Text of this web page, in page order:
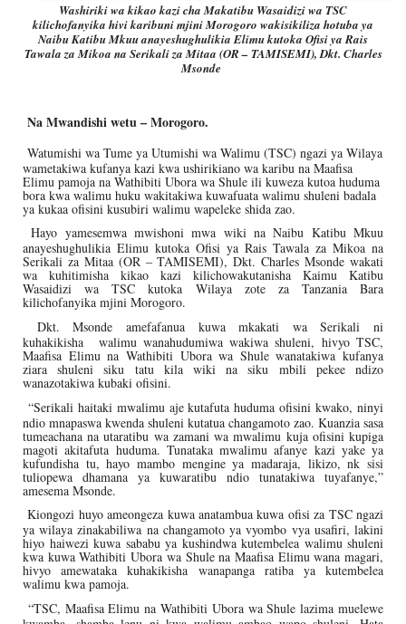
Washiriki wa kikao kazi cha Makatibu Wasaidizi wa TSC
kilichofanyika hivi karibuni mjini Morogoro wakisikiliza hotuba ya
Naibu Katibu Mkuu anayeshughulikia Elimu kutoka Ofisi ya Rais
Tawala za Mikoa na Serikali za Mitaa (OR – TAMISEMI), Dkt. Charles
Msonde
Na Mwandishi wetu – Morogoro.
Watumishi wa Tume ya Utumishi wa Walimu (TSC) ngazi ya Wilaya
wametakiwa kufanya kazi kwa ushirikiano wa karibu na Maafisa
Elimu pamoja na Wathibiti Ubora wa Shule ili kuweza kutoa huduma
bora kwa walimu huku wakitakiwa kuwafuata walimu shuleni badala
ya kukaa ofisini kusubiri walimu wapeleke shida zao.
Hayo yamesemwa mwishoni mwa wiki na Naibu Katibu Mkuu
anayeshughulikia Elimu kutoka Ofisi ya Rais Tawala za Mikoa na
Serikali za Mitaa (OR – TAMISEMI), Dkt. Charles Msonde wakati
wa kuhitimisha kikao kazi kilichowakutanisha Kaimu Katibu
Wasaidizi wa TSC kutoka Wilaya zote za Tanzania Bara
kilichofanyika mjini Morogoro.
Dkt. Msonde amefafanua kuwa mkakati wa Serikali ni
kuhakikisha
walimu wanahudumiwa wakiwa shuleni, hivyo TSC,
Maafisa Elimu na Wathibiti Ubora wa Shule wanatakiwa kufanya
ziara shuleni siku tatu kila wiki na siku mbili pekee ndizo
wanazotakiwa kubaki ofisini.
“Serikali haitaki mwalimu aje kutafuta huduma ofisini kwako, ninyi
ndio mnapaswa kwenda shuleni kutatua changamoto zao. Kuanzia sasa
tumeachana na utaratibu wa zamani wa mwalimu kuja ofisini kupiga
magoti akitafuta huduma. Tunataka mwalimu afanye kazi yake ya
kufundisha tu, hayo mambo mengine ya madaraja, likizo, nk sisi
tuliopewa dhamana ya kuwaratibu ndio tunatakiwa tuyafanye,”
amesema Msonde.
Kiongozi huyo ameongeza kuwa anatambua kuwa ofisi za TSC ngazi
ya wilaya zinakabiliwa na changamoto ya vyombo vya usafiri, lakini
hiyo haiwezi kuwa sababu ya kushindwa kutembelea walimu shuleni
kwa kuwa Wathibiti Ubora wa Shule na Maafisa Elimu wana magari,
hivyo amewataka kuhakikisha wanapanga ratiba ya kutembelea
walimu kwa pamoja.
“TSC, Maafisa Elimu na Wathibiti Ubora wa Shule lazima muelewe